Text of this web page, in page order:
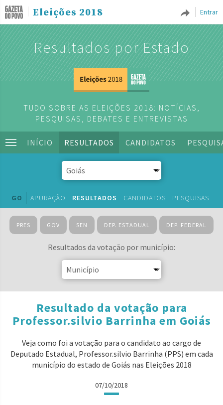
Entrar
Eleições 2018
Resultados por Estado
TUDO SOBRE AS ELEIÇÕES 2018: NOTÍCIAS,
PESQUISAS, DEBATES E ENTREVISTAS
INÍCIO RESULTADOS CANDIDATOS
GO APURAÇÃO RESULTADOS CANDIDATOS PESQUISAS
PRES GOV SEN DEP. ESTADUAL DEP. FEDERAL
Resultados da votação por município:
Resultado da votação para
Professor.silvio Barrinha em Goiás
Veja como foi a votação para o candidato ao cargo de
Deputado Estadual, Professor.silvio Barrinha (PPS) em cada
município do estado de Goiás nas Eleições 2018
07/10/2018